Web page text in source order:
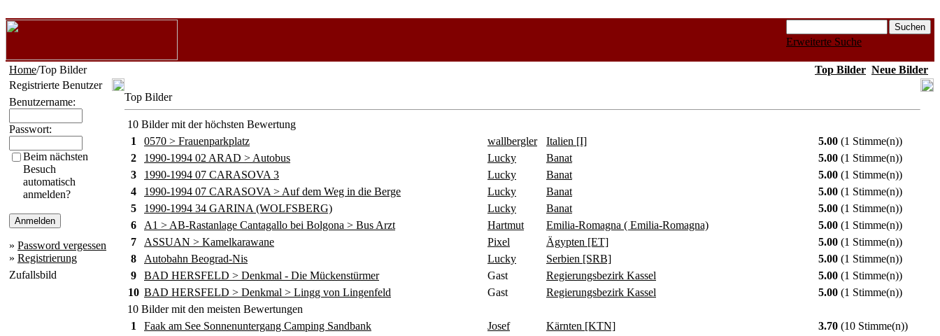
Erweiterte Suche
Home/Top Bilder Top Bilder Neue Bilder
Registrierte Benutzer
Benutzername:
Passwort:
Beim nächsten
Besuch
automatisch
anmelden?
» Password vergessen
» Registrierung
Zufallsbild
Top Bilder
10 Bilder mit der höchsten Bewertung
1
0570 > Frauenparkplatz wallbergler Italien [I] 5.00 (1 Stimme(n))
2
1990-1994 02 ARAD > Autobus Lucky Banat 5.00 (1 Stimme(n))
3
1990-1994 07 CARASOVA 3 Lucky Banat 5.00 (1 Stimme(n))
4
1990-1994 07 CARASOVA > Auf dem Weg in die Berge Lucky Banat 5.00 (1 Stimme(n))
5
1990-1994 34 GARINA (WOLFSBERG) Lucky Banat 5.00 (1 Stimme(n))
6
A1 > AB-Rastanlage Cantagallo bei Bolgona > Bus Arzt Hartmut Emilia-Romagna ( Emilia-Romagna) 5.00 (1 Stimme(n))
7
ASSUAN > Kamelkarawane Pixel Ägypten [ET] 5.00 (1 Stimme(n))
8
Autobahn Beograd-Nis Lucky Serbien [SRB] 5.00 (1 Stimme(n))
9
BAD HERSFELD > Denkmal - Die Mückenstürmer Gast Regierungsbezirk Kassel 5.00 (1 Stimme(n))
10 BAD HERSFELD > Denkmal > Lingg von Lingenfeld Gast Regierungsbezirk Kassel 5.00 (1 Stimme(n))
10 Bilder mit den meisten Bewertungen
1
Faak am See Sonnenuntergang Camping Sandbank Josef Kärnten [KTN] 3.70 (10 Stimme(n))